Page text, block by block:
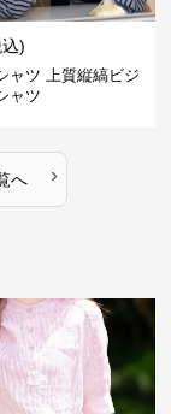
)
ャツ 上質縦縞ビジ
ャツ
へ ›